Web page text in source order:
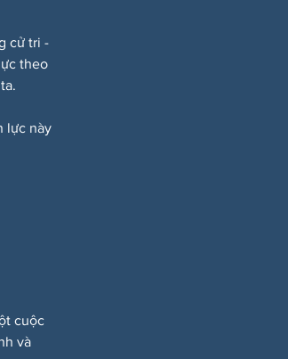
cử tri -
theo
lực này
cuộc
và